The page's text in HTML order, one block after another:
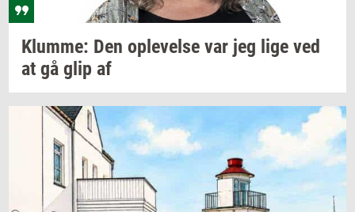
Klum­me: Den op­le­vel­se var jeg lige ved
at gå glip af